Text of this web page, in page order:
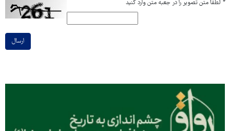
* لطفا متن تصویر را در جعبه متن وارد کنید
ارسال